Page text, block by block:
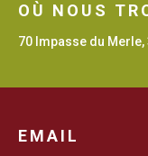
OÙ NOUS
70 Impasse du
EMAIL